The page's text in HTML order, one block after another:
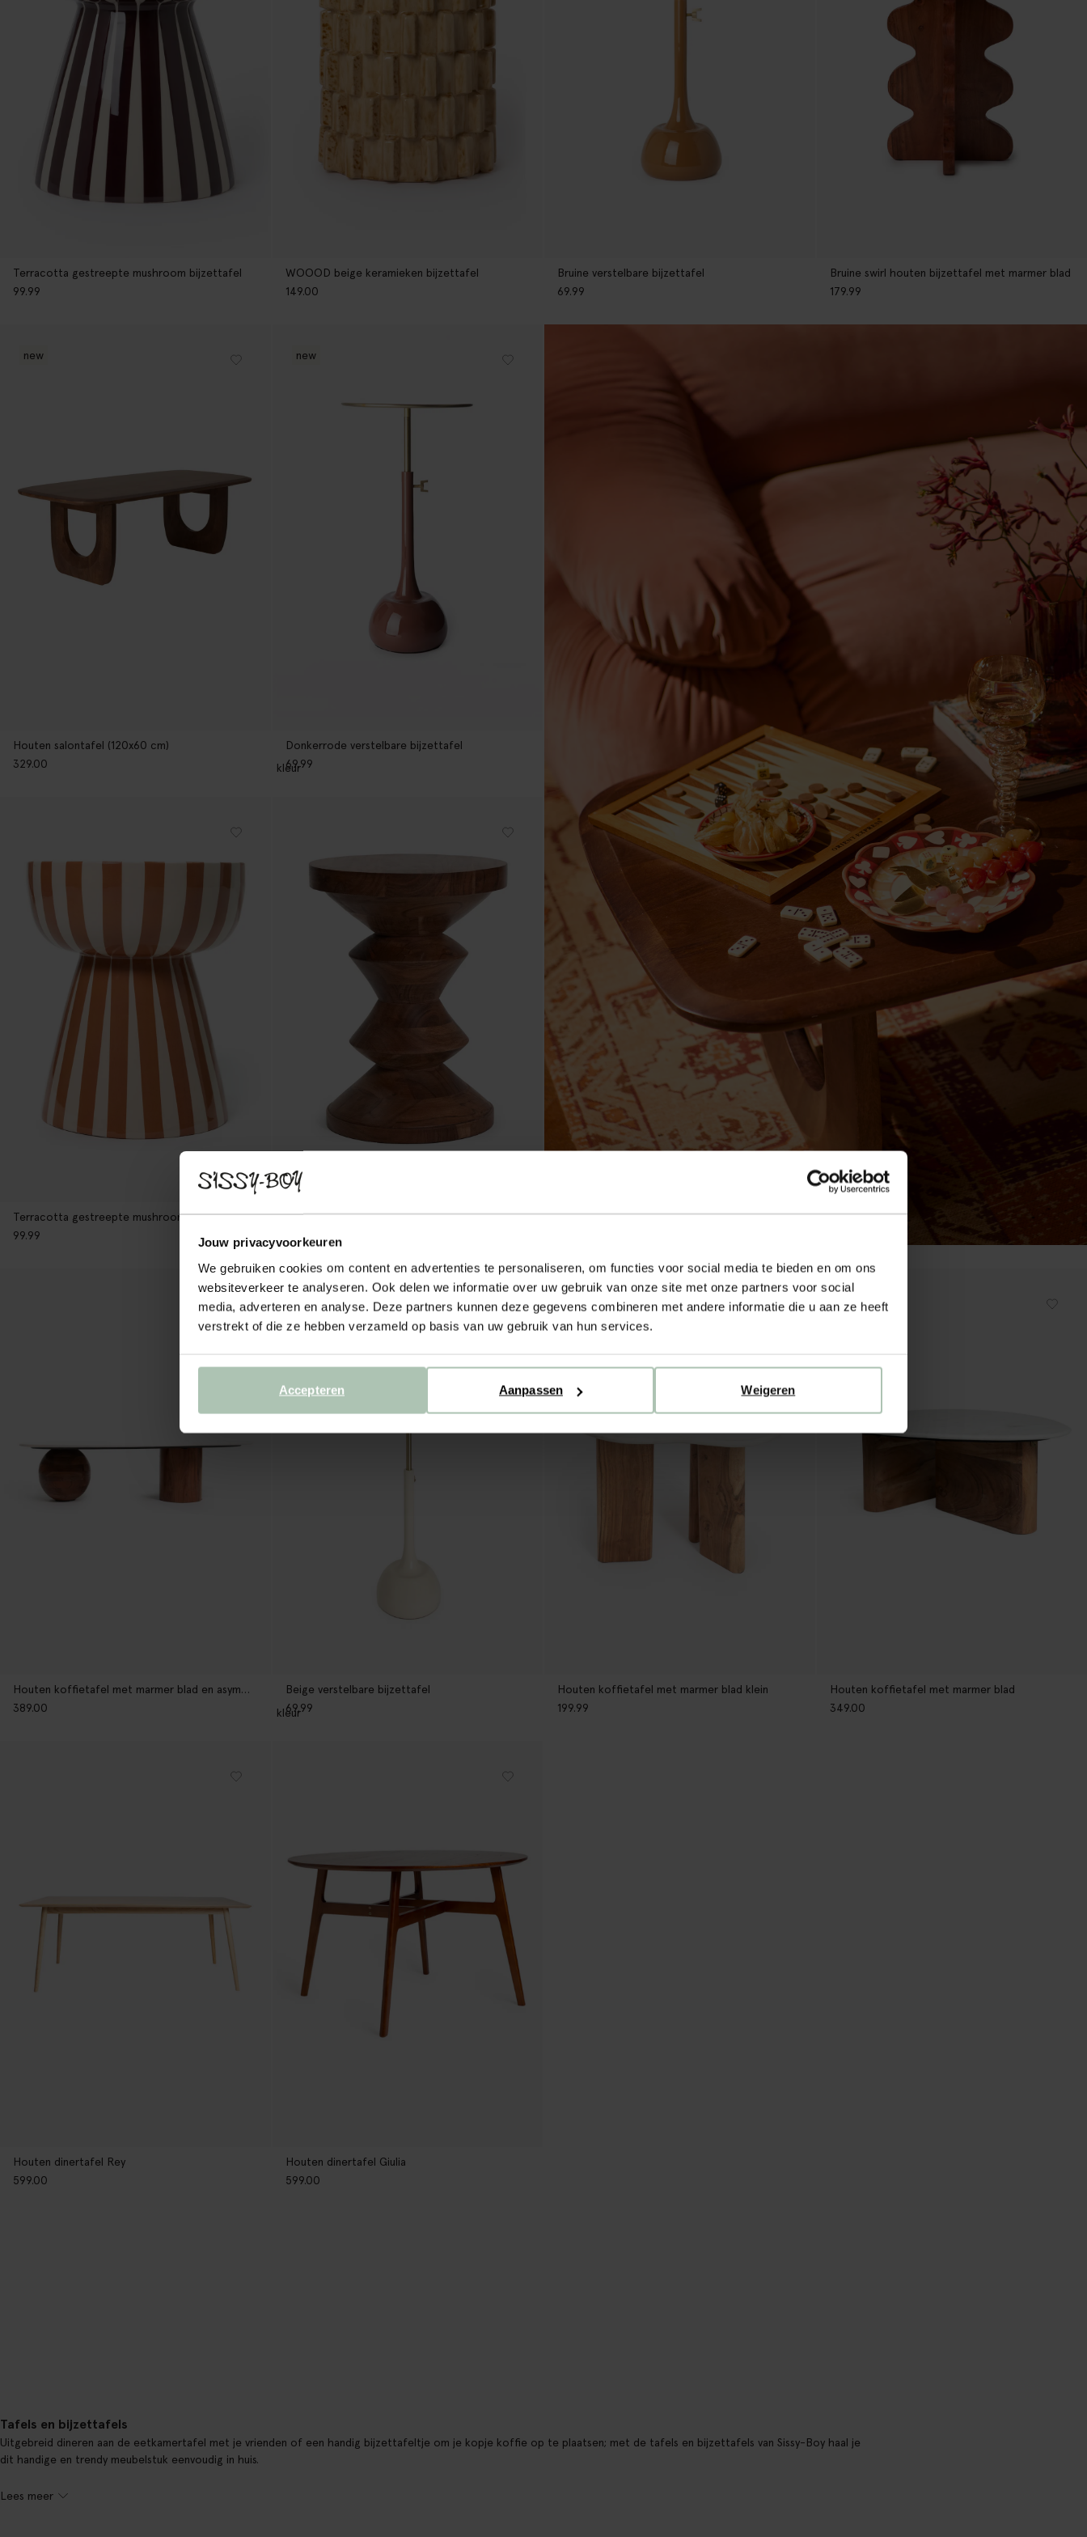
Jouw privacyvoorkeuren
We gebruiken cookies om content en advertenties te personaliseren, om functies voor social media te bieden en om ons
websiteverkeer te analyseren. Ook delen we informatie over uw gebruik van onze site met onze partners voor social
media, adverteren en analyse. Deze partners kunnen deze gegevens combineren met andere informatie die u aan ze heeft
verstrekt of die ze hebben verzameld op basis van uw gebruik van hun services.
Weigeren
Aanpassen
Accepteren
Terracotta gestreepte mushroom bijzettafel
99.99
WOOOD beige keramieken bijzettafel
149.00
Bruine verstelbare bijzettafel
69.99
Bruine swirl houten bijzettafel met marmer blad
179.99
Houten salontafel (120x60 cm)
329.00
new
Donkerrode verstelbare bijzettafel
69.99
new
kleur
Terracotta gestreepte mushroom bijzettafel
99.99
Houten bijzettafel chess
199.99
Houten koffietafel met marmer blad en asymmetrisch onderstel
389.00
Beige verstelbare bijzettafel
69.99
kleur
Houten koffietafel met marmer blad klein
199.99
Houten koffietafel met marmer blad
349.00
Houten dinertafel Rey
599.00
Houten dinertafel Giulia
599.00
Tafels en bijzettafels
Uitgebreid dineren aan de eetkamertafel met je vrienden of een handig bijzettafeltje om je kopje koffie op te plaatsen; met de tafels en bijzettafels van Sissy-Boy haal je
dit handige en trendy meubelstuk eenvoudig in huis.
Lees meer